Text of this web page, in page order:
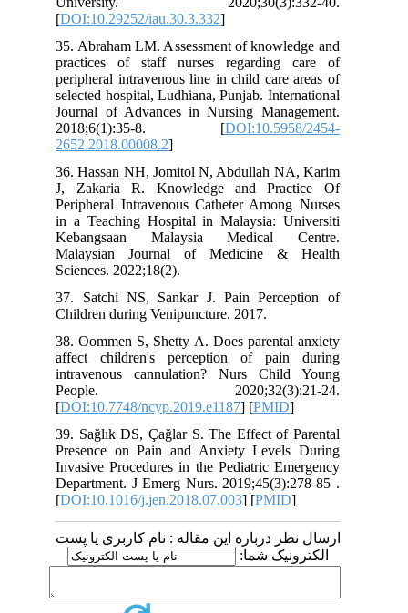
[DOI:10.29252/iau.30.3.332
35. Abraham LM. Assessment of
practices of staff nurses
peripheral intravenous line in child
selected hospital, Ludhiana, Punjab.
Journal of Advances in Nursing
2018;6(1):35-8. [
36. Hassan NH, Jomitol N, Abdullah
J, Zakaria R. Knowledge and
Peripheral Intravenous Catheter
in a Teaching Hospital in Malaysia:
Kebangsaan Malaysia Medical
Malaysian Journal of Medicine
Sciences. 2022;18(2).
37. Satchi NS, Sankar J. Pain
Children during Venipuncture. 2017.
38. Oommen S, Shetty A. Does
affect children's perception of
intravenous cannulation? Nurs
People.
[DOI:10.7748/ncyp.2019.e1187
39. Sağlık DS, Çağlar S. The Effect of
Presence on Pain and Anxiety
Invasive Procedures in the Pediatric
Department. J Emerg Nurs.
[DOI:10.1016/j.jen.2018.07.003
درباره این مقاله : نام کاربری یا پست